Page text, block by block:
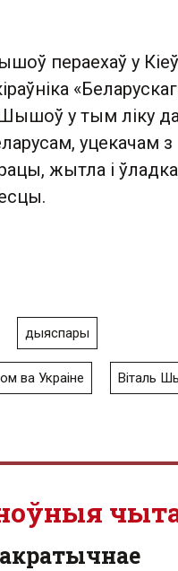
пераехаў у
Шышоў у тым ліку
уцекачам з
жытла і
дыяспары
ва Украіне Віталь